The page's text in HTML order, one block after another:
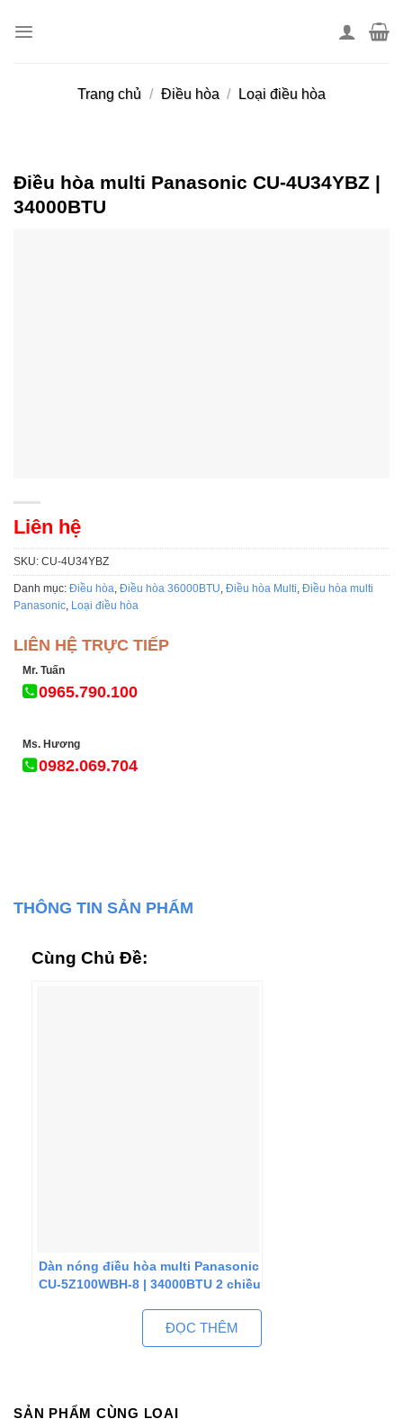
Trang chủ / Điều hòa / Loại điều hòa
Điều hòa multi Panasonic CU-4U34YBZ |
34000BTU
Liên hệ
SKU: CU-4U34YBZ
Danh mục: Điều hòa Điều hòa 36000BTU Điều hòa Multi Điều hòa multi
Panasonic Loại điều hòa
LIÊN HỆ TRỰC TIẾP
Mr. Tuấn
0965.790.100
Ms. Hương
0982.069.704
THÔNG TIN SẢN PHẨM
Cùng Chủ Đề:
Dàn nóng điều hòa multi Panasonic
CU-5Z100WBH-8 | 34000BTU 2 chiều
ĐỌC THÊM
SẢN PHẨM CÙNG LOẠI